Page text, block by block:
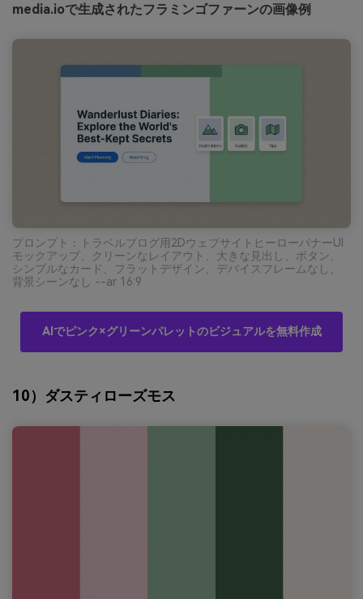
media.ioで生成されたフラミンゴファーンの画像例
プロンプト：トラベルブログ用2DウェブサイトヒーローバナーUI
モックアップ、クリーンなレイアウト、大きな見出し、ボタン、
シンプルなカード、フラットデザイン、デバイスフレームなし、
背景シーンなし --ar 16:9
AIでピンク×グリーンパレットのビジュアルを無料作成
10）ダスティローズモス